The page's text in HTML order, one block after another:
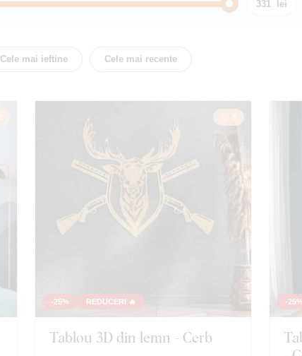
Cele mai ieftine Cele mai recente
-25% REDUCERI 🔥
Tablou 3D din lemn - Cerb
-25%